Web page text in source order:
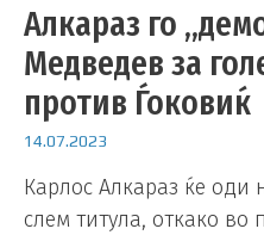
Алкараз го
Медведев за
против Ѓоковиќ
14.07.2023
Карлос Алкараз ќе оди
слем титула, откако во